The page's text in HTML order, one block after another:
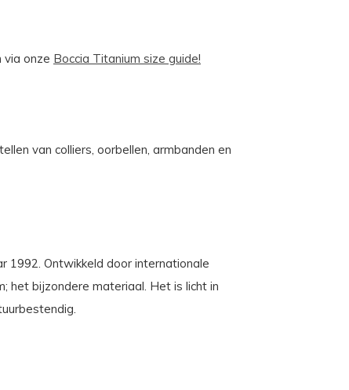
via onze Boccia Titanium size guide!
van colliers, oorbellen, armbanden en
1992. Ontwikkeld door internationale
het bijzondere materiaal. Het is licht in